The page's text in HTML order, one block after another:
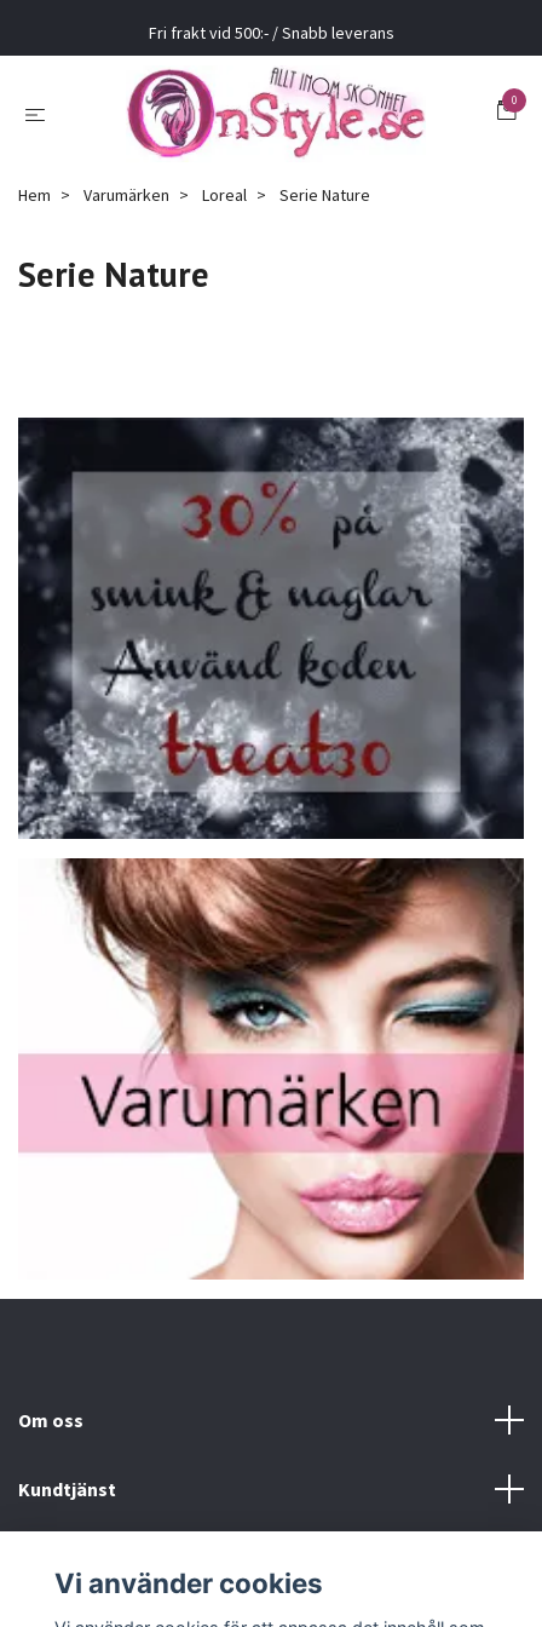
Fri frakt vid 500:- / Snabb leverans
0
Hem Varumärken Loreal Serie Nature
Serie Nature
Om oss
Kundtjänst
Vi använder cookies